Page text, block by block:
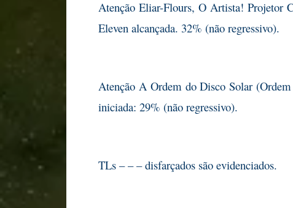
Atenção Eliar-Flours, O Artista! Projetor
Eleven alcançada. 32% (não regressivo).
Atenção A Ordem do Disco Solar
iniciada: 29% (não regressivo).
TLs – – – disfarçados são evidenciados.